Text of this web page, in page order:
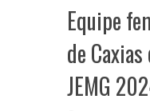
Equipe
de
JEMG